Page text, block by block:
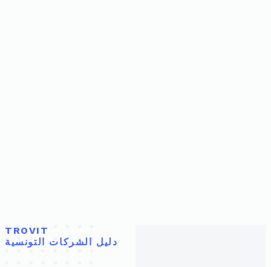
TROVIT
دليل الشركات التونسية